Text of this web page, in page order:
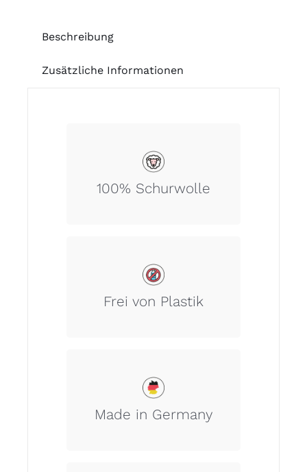
Beschreibung
Zusätzliche Informationen
100% Schurwolle
100% Schurwolle.
Frei von Plastik
Dieser Artikel beinhaltet keine
Made in Germany
Unsere Wertschöpfungskette
garantiert 100% Made in Germany.